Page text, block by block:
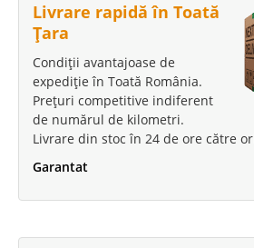
Livrare rapidă în Toată
Țara
Condiții avantajoase de
expediție în Toată România.
Prețuri competitive indiferent
de numărul de kilometri.
Livrare din stoc în 24 de ore către
Garantat